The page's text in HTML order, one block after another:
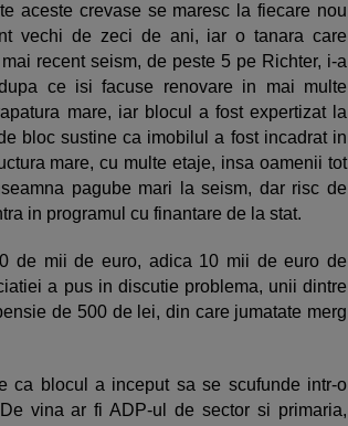
aceste crevase se maresc la fiecare nou
vechi de zeci de ani, iar o tanara care
recent seism, de peste 5 pe Richter, i-a
ce isi facuse renovare in mai multe
mare, iar blocul a fost expertizat la
bloc sustine ca imobilul a fost incadrat in
mare, cu multe etaje, insa oamenii tot
pagube mari la seism, dar risc de
in programul cu finantare de la stat.
de mii de euro, adica 10 mii de euro de
a pus in discutie problema, unii dintre
de 500 de lei, din care jumatate merg
ca blocul a inceput sa se scufunde intr-o
vina ar fi ADP-ul de sector si primaria,